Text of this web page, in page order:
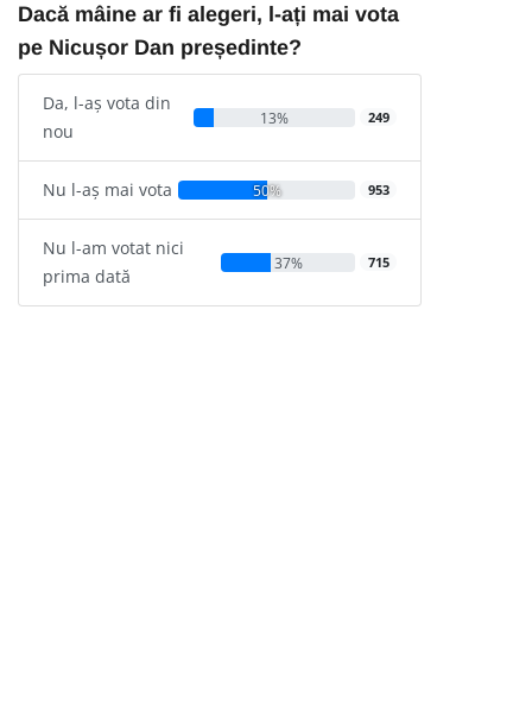
Dacă mâine ar fi alegeri, l-ați mai vota
pe Nicușor Dan președinte?
Da, l-aș vota din
nou
13% 249
Nu l-aș mai vota 50% 953
Nu l-am votat nici
prima dată
37% 715